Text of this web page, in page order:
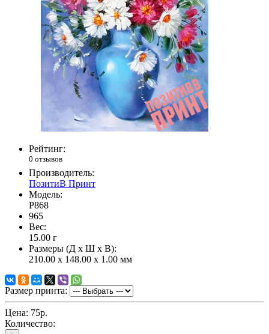
Рейтинг:
0 отзывов
Производитель:
ПозитиВ Принт
Модель:
P868
965
Вес:
15.00 г
Размеры (Д x Ш x В):
210.00 x 148.00 x 1.00 мм
Размер принта:
Цена: 75р.
Количество: